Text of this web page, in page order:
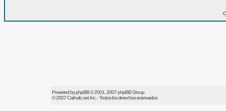
Powered byphpBB© 2001, 2007 phpBB Group
© 2007Catholic.netInc. - Todos los derechos reservados